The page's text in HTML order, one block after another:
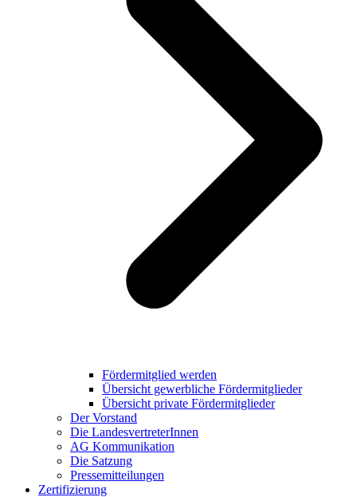
Fördermitglied werden
Übersicht gewerbliche Fördermitglieder
Übersicht private Fördermitglieder
Der Vorstand
Die LandesvertreterInnen
AG Kommunikation
Die Satzung
Pressemitteilungen
Zertifizierung